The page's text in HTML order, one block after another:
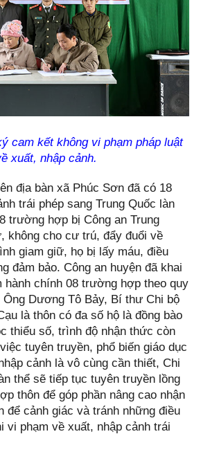
cam kết không vi phạm pháp luật
xuất, nhập cảnh.
địa bàn xã Phúc Sơn đã có 18
trái phép sang Trung Quốc làn
trường hợp bị Công an Trung
không cho cư trú, đẩy đuổi về
giam giữ, họ bị lấy máu, điều
đảm bảo. Công an huyện đã khai
chính 08 trường hợp theo quy
Ông Dương Tô Bảy, Bí thư Chi bộ
là thôn có đa số hộ là đồng bào
thiểu số, trình độ nhận thức còn
tuyên truyền, phổ biến giáo dục
cảnh là vô cùng cần thiết, Chi
thể sẽ tiếp tục tuyên truyền lồng
thôn để góp phần nâng cao nhận
để cảnh giác và tránh những điều
vi phạm về xuất, nhập cảnh trái